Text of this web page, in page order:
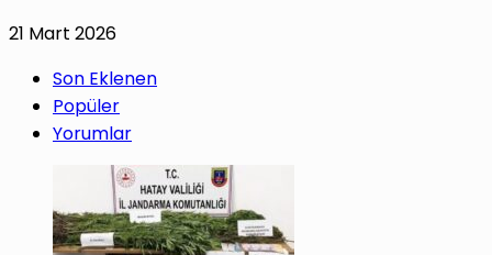
21 Mart 2026
Son Eklenen
Popüler
Yorumlar